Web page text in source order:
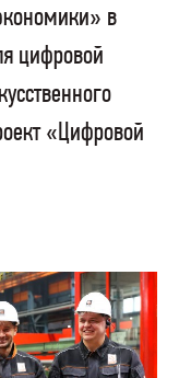
в
цифровой
«Цифровой